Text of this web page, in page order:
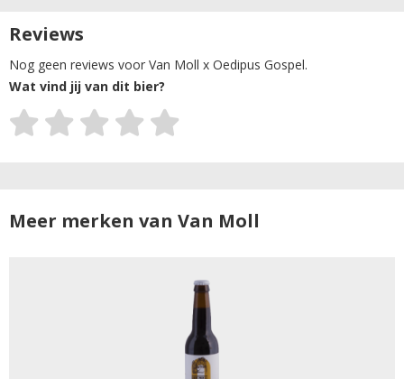
Reviews
Nog geen reviews voor Van Moll x Oedipus Gospel.
Wat vind jij van dit bier?
Meer merken van Van Moll